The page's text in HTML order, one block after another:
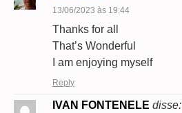
13/06/2023 às 19:44
Thanks for all
That’s Wonderful
I am enjoying myself
Reply
IVAN FONTENELE disse: